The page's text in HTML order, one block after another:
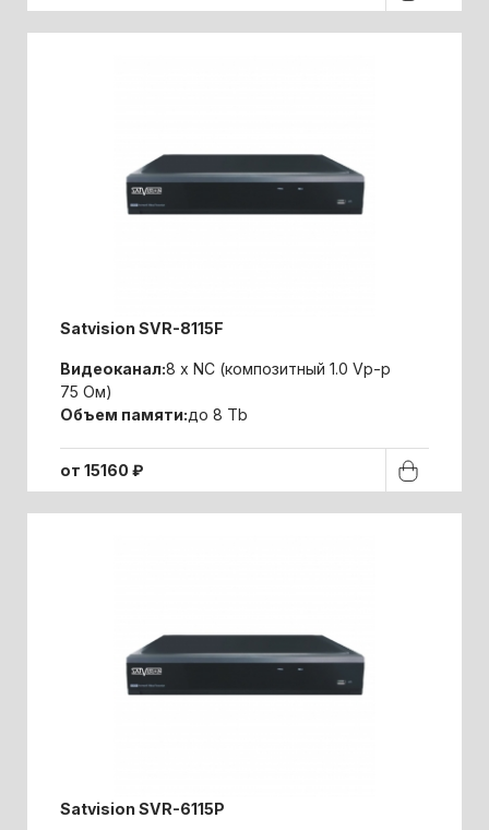
Satvision SVR-8115F
Видеоканал:8 x NC (композитный 1.0 Vp-p
75 Ом)
Объем памяти:до 8 Tb
от 15160 ₽
Satvision SVR-6115P